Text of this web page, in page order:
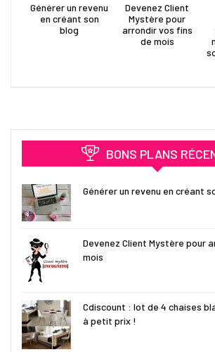
Générer un revenu
en créant son
blog
Devenez Client
Mystère pour
arrondir vos fins
de mois
BONS PLANS
Générer un revenu en créant
Devenez Client Mystère pour
mois
Cdiscount : lot de 4 chaises
à petit prix !